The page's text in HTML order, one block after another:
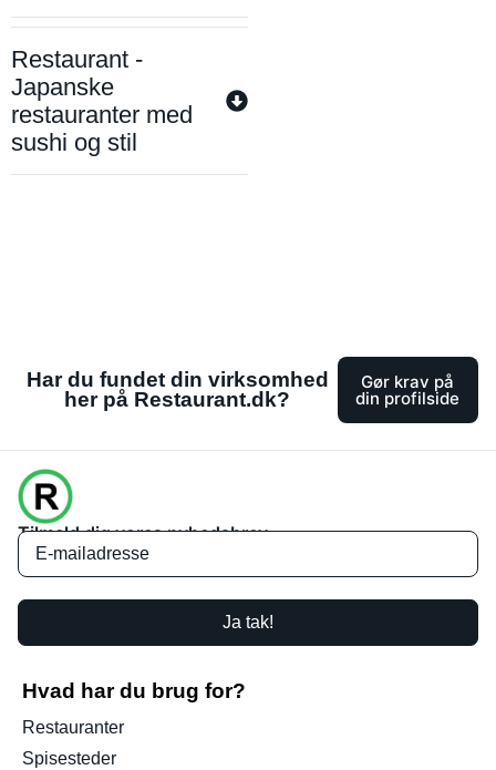
Restaurant -
Japanske
restauranter med
sushi og stil
Har du fundet din virksomhed
her på Restaurant.dk?
Gør krav på
din profilside
Tilmeld dig vores nyhedsbrev
Ja tak!
Hvad har du brug for?
Restauranter
Spisesteder